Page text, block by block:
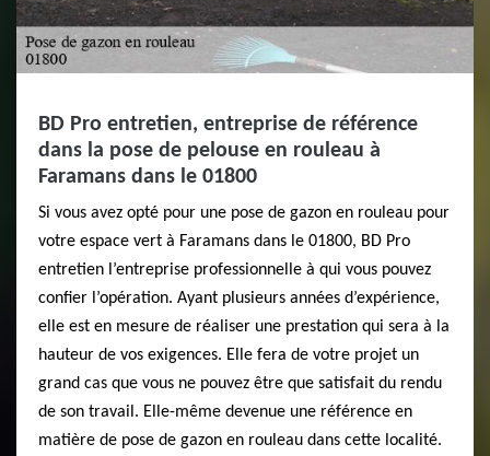
BD Pro entretien, entreprise de référence
dans la pose de pelouse en rouleau à
Faramans dans le 01800
Si vous avez opté pour une pose de gazon en rouleau pour
votre espace vert à Faramans dans le 01800, BD Pro
entretien l’entreprise professionnelle à qui vous pouvez
confier l’opération. Ayant plusieurs années d’expérience,
elle est en mesure de réaliser une prestation qui sera à la
hauteur de vos exigences. Elle fera de votre projet un
grand cas que vous ne pouvez être que satisfait du rendu
de son travail. Elle-même devenue une référence en
matière de pose de gazon en rouleau dans cette localité.